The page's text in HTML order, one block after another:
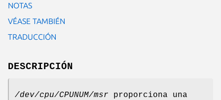
NOTAS
VÉASE TAMBIÉN
TRADUCCIÓN
DESCRIPCIÓN
/dev/cpu/CPUNUM/msr proporciona una